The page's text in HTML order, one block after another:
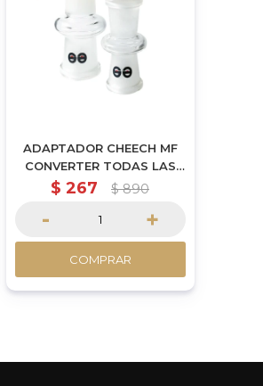
ADAPTADOR CHEECH MF
CONVERTER TODAS LAS
MEDIDAS
$ 267 $ 890
- +
COMPRAR